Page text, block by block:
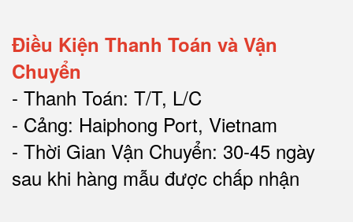
Điều Kiện Thanh Toán và Vận
Chuyển
- Thanh Toán: T/T, L/C
- Cảng: Haiphong Port, Vietnam
- Thời Gian Vận Chuyển: 30-45 ngày
sau khi hàng mẫu được chấp nhận